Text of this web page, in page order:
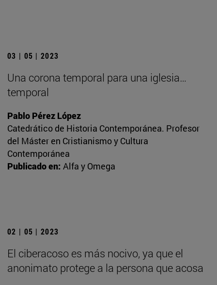
03 | 05 | 2023
Una corona temporal para una iglesia…
temporal
Pablo Pérez López
Catedrático de Historia Contemporánea. Profesor
del Máster en Cristianismo y Cultura
Contemporánea
Publicado en: Alfa y Omega
02 | 05 | 2023
El ciberacoso es más nocivo, ya que el
anonimato protege a la persona que acosa